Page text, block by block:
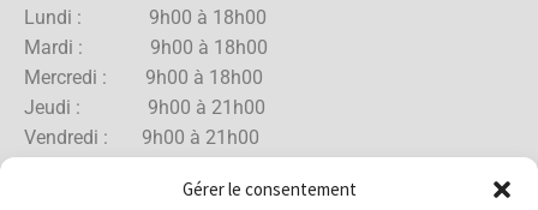
Gérer le consentement
Lundi : 9h00 à 18h00
Mardi : 9h00 à 18h00
Mercredi : 9h00 à 18h00
Jeudi : 9h00 à 21h00
Vendredi : 9h00 à 21h00
Dimanche : 10h00 à 17h00